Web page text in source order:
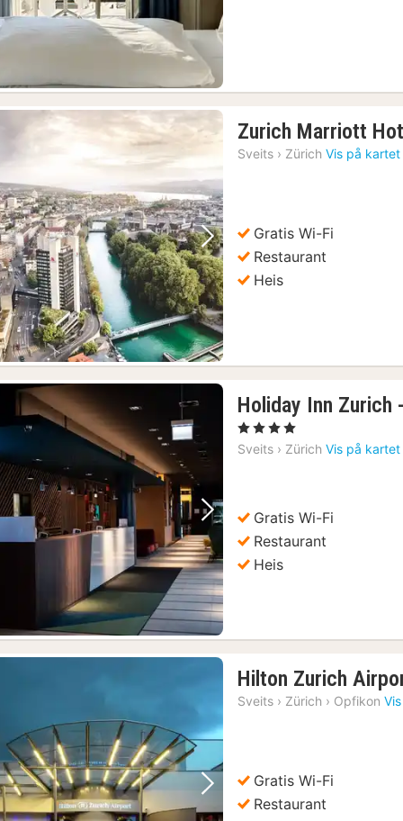
Forrige bilde Neste bilde
Zurich Marriott
Sveits › Zürich Vis på kartet
Gratis Wi-Fi
Restaurant
Heis
Forrige bilde Neste bilde
Holiday Inn Zurich
, 4 Stjerner
Sveits › Zürich Vis på kartet
Gratis Wi-Fi
Restaurant
Heis
Forrige bilde Neste bilde
Hilton Zurich
Sveits › Zürich › Opfikon
Gratis Wi-Fi
Restaurant
søndager(14)